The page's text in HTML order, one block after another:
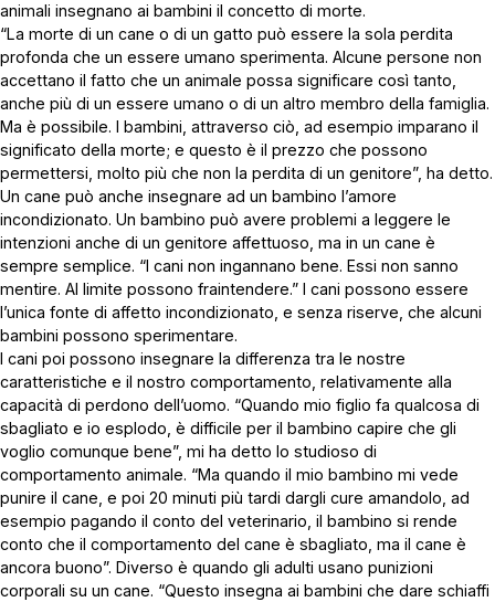
animali insegnano ai bambini il concetto di morte.
“La morte di un cane o di un gatto può essere la sola perdita
profonda che un essere umano sperimenta. Alcune persone non
accettano il fatto che un animale possa significare così tanto,
anche più di un essere umano o di un altro membro della famiglia.
Ma è possibile. I bambini, attraverso ciò, ad esempio imparano il
significato della morte; e questo è il prezzo che possono
permettersi, molto più che non la perdita di un genitore”, ha detto.
Un cane può anche insegnare ad un bambino l’amore
incondizionato. Un bambino può avere problemi a leggere le
intenzioni anche di un genitore affettuoso, ma in un cane è
sempre semplice. “I cani non ingannano bene. Essi non sanno
mentire. Al limite possono fraintendere.” I cani possono essere
l’unica fonte di affetto incondizionato, e senza riserve, che alcuni
bambini possono sperimentare.
I cani poi possono insegnare la differenza tra le nostre
caratteristiche e il nostro comportamento, relativamente alla
capacità di perdono dell’uomo. “Quando mio figlio fa qualcosa di
sbagliato e io esplodo, è difficile per il bambino capire che gli
voglio comunque bene”, mi ha detto lo studioso di
comportamento animale. “Ma quando il mio bambino mi vede
punire il cane, e poi 20 minuti più tardi dargli cure amandolo, ad
esempio pagando il conto del veterinario, il bambino si rende
conto che il comportamento del cane è sbagliato, ma il cane è
ancora buono”. Diverso è quando gli adulti usano punizioni
corporali su un cane. “Questo insegna ai bambini che dare schiaffi